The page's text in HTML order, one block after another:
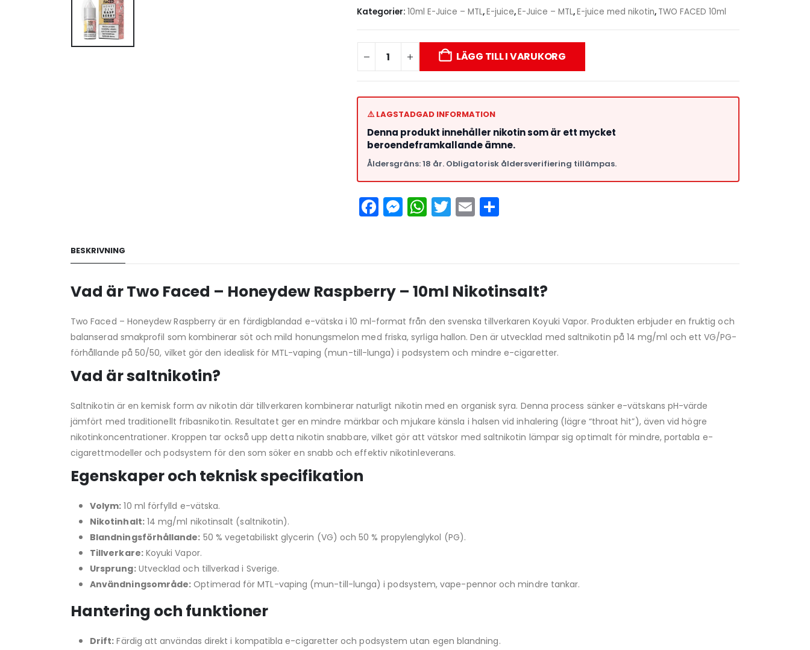
Kategorier: 10ml E-Juice – MTL,E-juice,E-Juice – MTL,E-juice med nikotin, TWO FACED 10ml
LÄGG TILL I VARUKORG
⚠️ LAGSTADGAD INFORMATION
Denna produkt innehåller nikotin som är ett mycket
beroendeframkallande ämne.
Åldersgräns: 18 år. Obligatorisk åldersverifiering tillämpas.
Facebook
Messenger
WhatsApp
Twitter
Email
BESKRIVNING
Vad är Two Faced – Honeydew Raspberry – 10ml Nikotinsalt?
Two Faced – Honeydew Raspberry är en färdigblandad e-vätska i 10 ml-format från den svenska tillverkaren Koyuki Vapor. Produkten erbjuder en fruktig och
balanserad smakprofil som kombinerar söt och mild honungsmelon med friska, syrliga hallon. Den är utvecklad med saltnikotin på 14 mg/ml och ett VG/PG-
förhållande på 50/50, vilket gör den idealisk för MTL-vaping (mun-till-lunga) i podsystem och mindre e-cigaretter.
Vad är saltnikotin?
Saltnikotin är en kemisk form av nikotin där tillverkaren kombinerar naturligt nikotin med en organisk syra. Denna process sänker e-vätskans pH-värde
jämfört med traditionellt fribasnikotin. Resultatet ger en mindre märkbar och mjukare känsla i halsen vid inhalering (lägre “throat hit”), även vid högre
nikotinkoncentrationer. Kroppen tar också upp detta nikotin snabbare, vilket gör att vätskor med saltnikotin lämpar sig optimalt för mindre, portabla e-
cigarettmodeller och podsystem för den som söker en snabb och effektiv nikotinleverans.
Egenskaper och teknisk specifikation
Volym: 10 ml förfylld e-vätska.
Nikotinhalt:14 mg/ml nikotinsalt (saltnikotin).
Blandningsförhållande: 50 % vegetabiliskt glycerin (VG) och 50 % propylenglykol (PG).
Tillverkare:Koyuki Vapor.
Ursprung:Utvecklad och tillverkad i Sverige.
Användningsområde: Optimerad för MTL-vaping (mun-till-lunga) i podsystem, vape-pennor och mindre tankar.
Hantering och funktioner
Drift: Färdig att användas direkt i kompatibla e-cigaretter och podsystem utan egen blandning.